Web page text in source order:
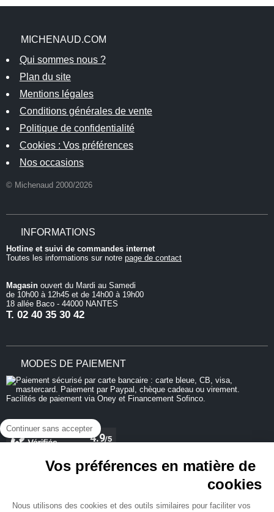
Continuer sans accepter
Vos préférences en matière de
cookies
Nous utilisons des cookies et des outils similaires pour faciliter vos
MICHENAUD.COM
Qui sommes nous ?
Plan du site
Mentions légales
Conditions générales de vente
Politique de confidentialité
Cookies : Vos préférences
Nos occasions
© Michenaud 2000/2026
INFORMATIONS
Hotline et suivi de commandes internet
Toutes les informations sur notre page de contact
Magasin ouvert du Mardi au Samedi
de 10h00 à 12h45 et de 14h00 à 19h00
18 allée Baco - 44000 NANTES
T. 02 40 35 30 42
MODES DE PAIEMENT